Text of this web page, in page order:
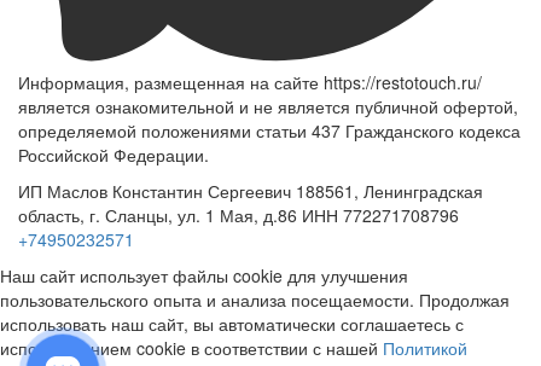
Информация, размещенная на сайте https://restotouch.ru/
является ознакомительной и не является публичной офертой,
определяемой положениями статьи 437 Гражданского кодекса
Российской Федерации.
ИП Маслов Константин Сергеевич 188561, Ленинградская
область, г. Сланцы, ул. 1 Мая, д.86 ИНН 772271708796
+74950232571
Наш сайт использует файлы cookie для улучшения
пользовательского опыта и анализа посещаемости. Продолжая
использовать наш сайт, вы автоматически соглашаетесь с
использованием cookie в соответствии с нашей Политикой